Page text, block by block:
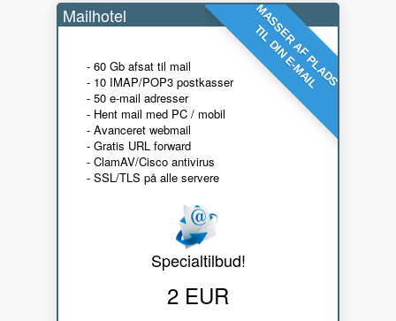
MASSER AF PLADS
TIL DIN E-MAIL
Mailhotel
- 60 Gb afsat til mail
- 10 IMAP/POP3 postkasser
- 50 e-mail adresser
- Hent mail med PC / mobil
- Avanceret webmail
- Gratis URL forward
- ClamAV/Cisco antivirus
- SSL/TLS på alle servere
Specialtilbud!
2 EUR